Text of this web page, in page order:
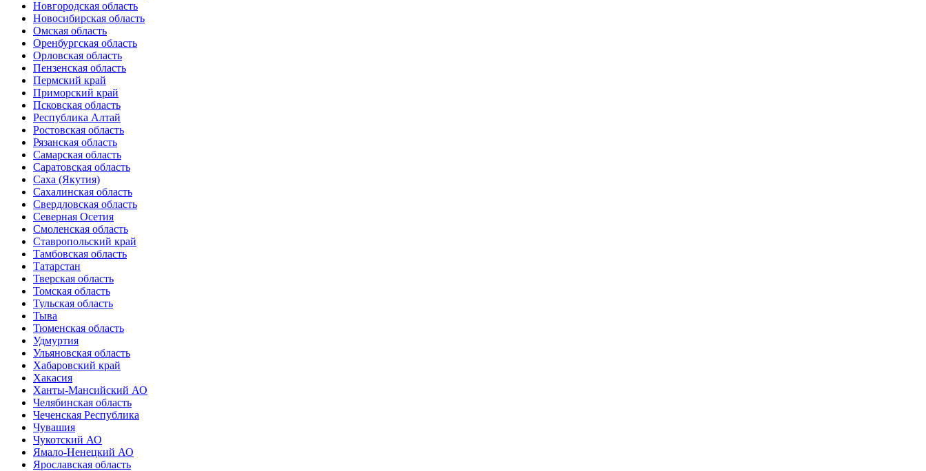
Новгородская область
Новосибирская область
Омская область
Оренбургская область
Орловская область
Пензенская область
Пермский край
Приморский край
Псковская область
Республика Алтай
Ростовская область
Рязанская область
Самарская область
Саратовская область
Саха (Якутия)
Сахалинская область
Свердловская область
Северная Осетия
Смоленская область
Ставропольский край
Тамбовская область
Татарстан
Тверская область
Томская область
Тульская область
Тыва
Тюменская область
Удмуртия
Ульяновская область
Хабаровский край
Хакасия
Ханты-Мансийский АО
Челябинская область
Чеченская Республика
Чувашия
Чукотский АО
Ямало-Ненецкий АО
Ярославская область